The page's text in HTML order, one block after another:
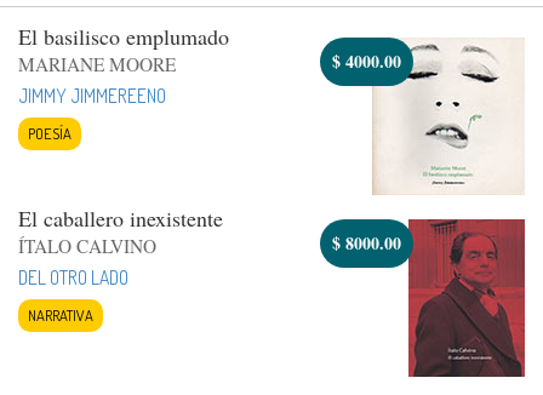
El basilisco emplumado
MARIANE MOORE
JIMMY JIMMEREENO
POESÍA
$4000.00
El caballero inexistente
ÍTALO CALVINO
DEL OTRO LADO
NARRATIVA
$8000.00